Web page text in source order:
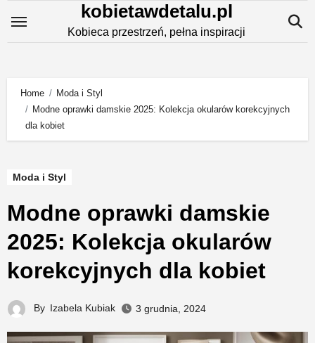
kobietawdetalu.pl
Kobieca przestrzeń, pełna inspiracji
Home
Moda i Styl
Modne oprawki damskie 2025: Kolekcja okularów korekcyjnych
dla kobiet
Moda i Styl
Modne oprawki damskie
2025: Kolekcja okularów
korekcyjnych dla kobiet
By Izabela Kubiak 3 grudnia, 2024